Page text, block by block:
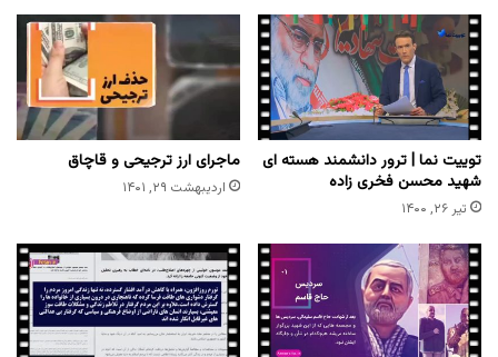
توییت نما | ترور دانشمند هسته ای
شهید محسن فخری زاده
تیر ۲۶, ۱۴۰۰
ماجرای ارز ترجیحی و قاچاق
اردیبهشت ۲۹, ۱۴۰۱